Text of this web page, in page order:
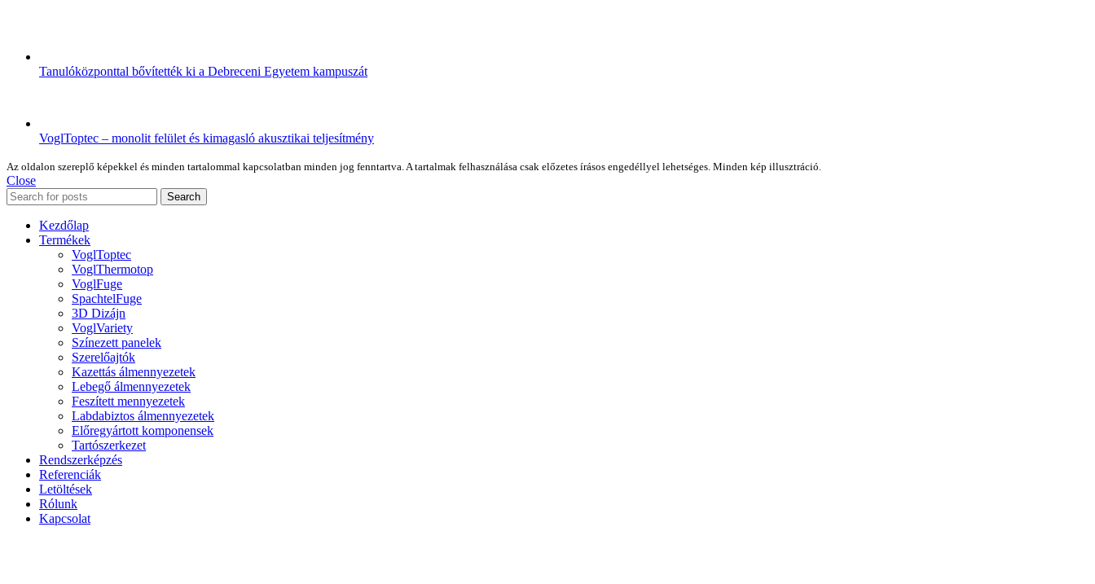
Tanulóközponttal bővítették ki a Debreceni Egyetem kampuszát
VoglToptec – monolit felület és kimagasló akusztikai teljesítmény
Az oldalon szereplő képekkel és minden tartalommal kapcsolatban minden jog fenntartva. A tartalmak felhasználása csak előzetes írásos engedéllyel lehetséges. Minden kép illusztráció.
Close
Search
Kezdőlap
Termékek
VoglToptec
VoglThermotop
VoglFuge
SpachtelFuge
3D Dizájn
VoglVariety
Színezett panelek
Szerelőajtók
Kazettás álmennyezetek
Lebegő álmennyezetek
Feszített mennyezetek
Labdabiztos álmennyezetek
Előregyártott komponensek
Tartószerkezet
Rendszerképzés
Referenciák
Letöltések
Rólunk
Kapcsolat